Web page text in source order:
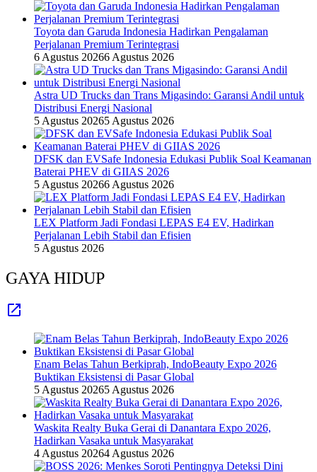
Toyota dan Garuda Indonesia Hadirkan Pengalaman
Perjalanan Premium Terintegrasi
6 Agustus 20266 Agustus 2026
Astra UD Trucks dan Trans Migasindo: Garansi Andil untuk
Distribusi Energi Nasional
5 Agustus 20265 Agustus 2026
DFSK dan EVSafe Indonesia Edukasi Publik Soal Keamanan
Baterai PHEV di GIIAS 2026
5 Agustus 20266 Agustus 2026
LEX Platform Jadi Fondasi LEPAS E4 EV, Hadirkan
Perjalanan Lebih Stabil dan Efisien
5 Agustus 2026
GAYA HIDUP
Enam Belas Tahun Berkiprah, IndoBeauty Expo 2026
Buktikan Eksistensi di Pasar Global
5 Agustus 20265 Agustus 2026
Waskita Realty Buka Gerai di Danantara Expo 2026,
Hadirkan Vasaka untuk Masyarakat
4 Agustus 20264 Agustus 2026